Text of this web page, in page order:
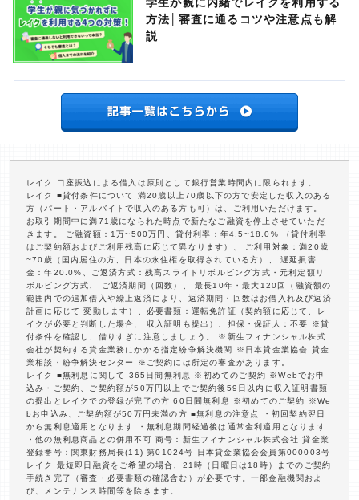
方法│審査に通るコツや注意点も解
説
レイク 口座振込による借入は原則として銀行営業時間内に限られます。
レイク ■貸付条件について 満20歳以上70歳以下の方で安定した収入のある
方（パート・アルバイトで収入のある方も可）は、ご利用いただけます。
お取引期間中に満71歳になられた時点で新たなご融資を停止させていただ
きます。 ご融資額：1万~500万円、貸付利率：年4.5~18.0% （貸付利率
はご契約額およびご利用残高に応じて異なります）、 ご利用対象：満20歳
~70歳（国内居住の方、日本の永住権を取得されている方）、 遅延損害
金：年20.0%、ご返済方式：残高スライドリボルビング方式・元利定額リ
ボルビング方式、 ご返済期間（回数）、 最長10年・最大120回（融資額の
範囲内での追加借入や繰上返済により、返済期間・回数はお借入れ及び返済
計画に応じて 変動します）、必要書類：運転免許証（契約額に応じて、レ
イクが必要と判断した場合、 収入証明も提出）、担保・保証人：不要 ※貸
付条件を確認し、借りすぎに注意しましょう。 ※新生フィナンシャル株式
会社が契約する貸金業務にかかる指定紛争解決機関 ※日本貸金業協会 貸金
業相談・紛争解決センター ※ご契約には所定の審査があります。
レイク ■無利息に関して 365日間無利息 ※初めてのご契約 ※Webでお申
込み・ご契約、ご契約額が50万円以上でご契約後59日以内に収入証明書類
の提出とレイクでの登録が完了の方 60日間無利息 ※初めてのご契約 ※We
bお申込み、ご契約額が50万円未満の方 ■無利息の注意点 ・初回契約翌日
から無利息適用となります ・無利息期間経過後は通常金利適用となります
・他の無利息商品との併用不可 商号：新生フィナンシャル株式会社 貸金業
登録番号：関東財務局長(11) 第01024号 日本貸金業協会会員第000003号
レイク 最短即日融資をご希望の場合、21時（日曜日は18時）までのご契約
手続き完了（審査・必要書類の確認含む）が必要です。一部金融機関およ
び、メンテナンス時間等を除きます。